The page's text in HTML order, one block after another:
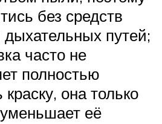
без средств
путей;
часто не
полностью
краску, она только
её